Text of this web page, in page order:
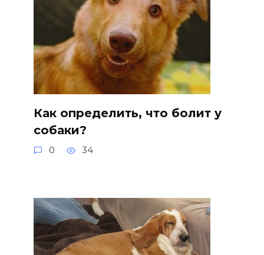
Как определить, что болит у
собаки?
0 34